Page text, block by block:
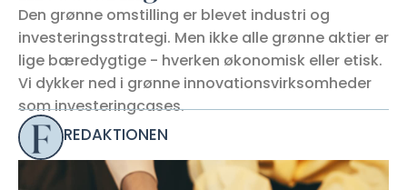
Den grønne omstilling er blevet industri og
investeringsstrategi. Men ikke alle grønne aktier er
lige bæredygtige - hverken økonomisk eller etisk.
Vi dykker ned i grønne innovationsvirksomheder
som investeringcases.
REDAKTIONEN